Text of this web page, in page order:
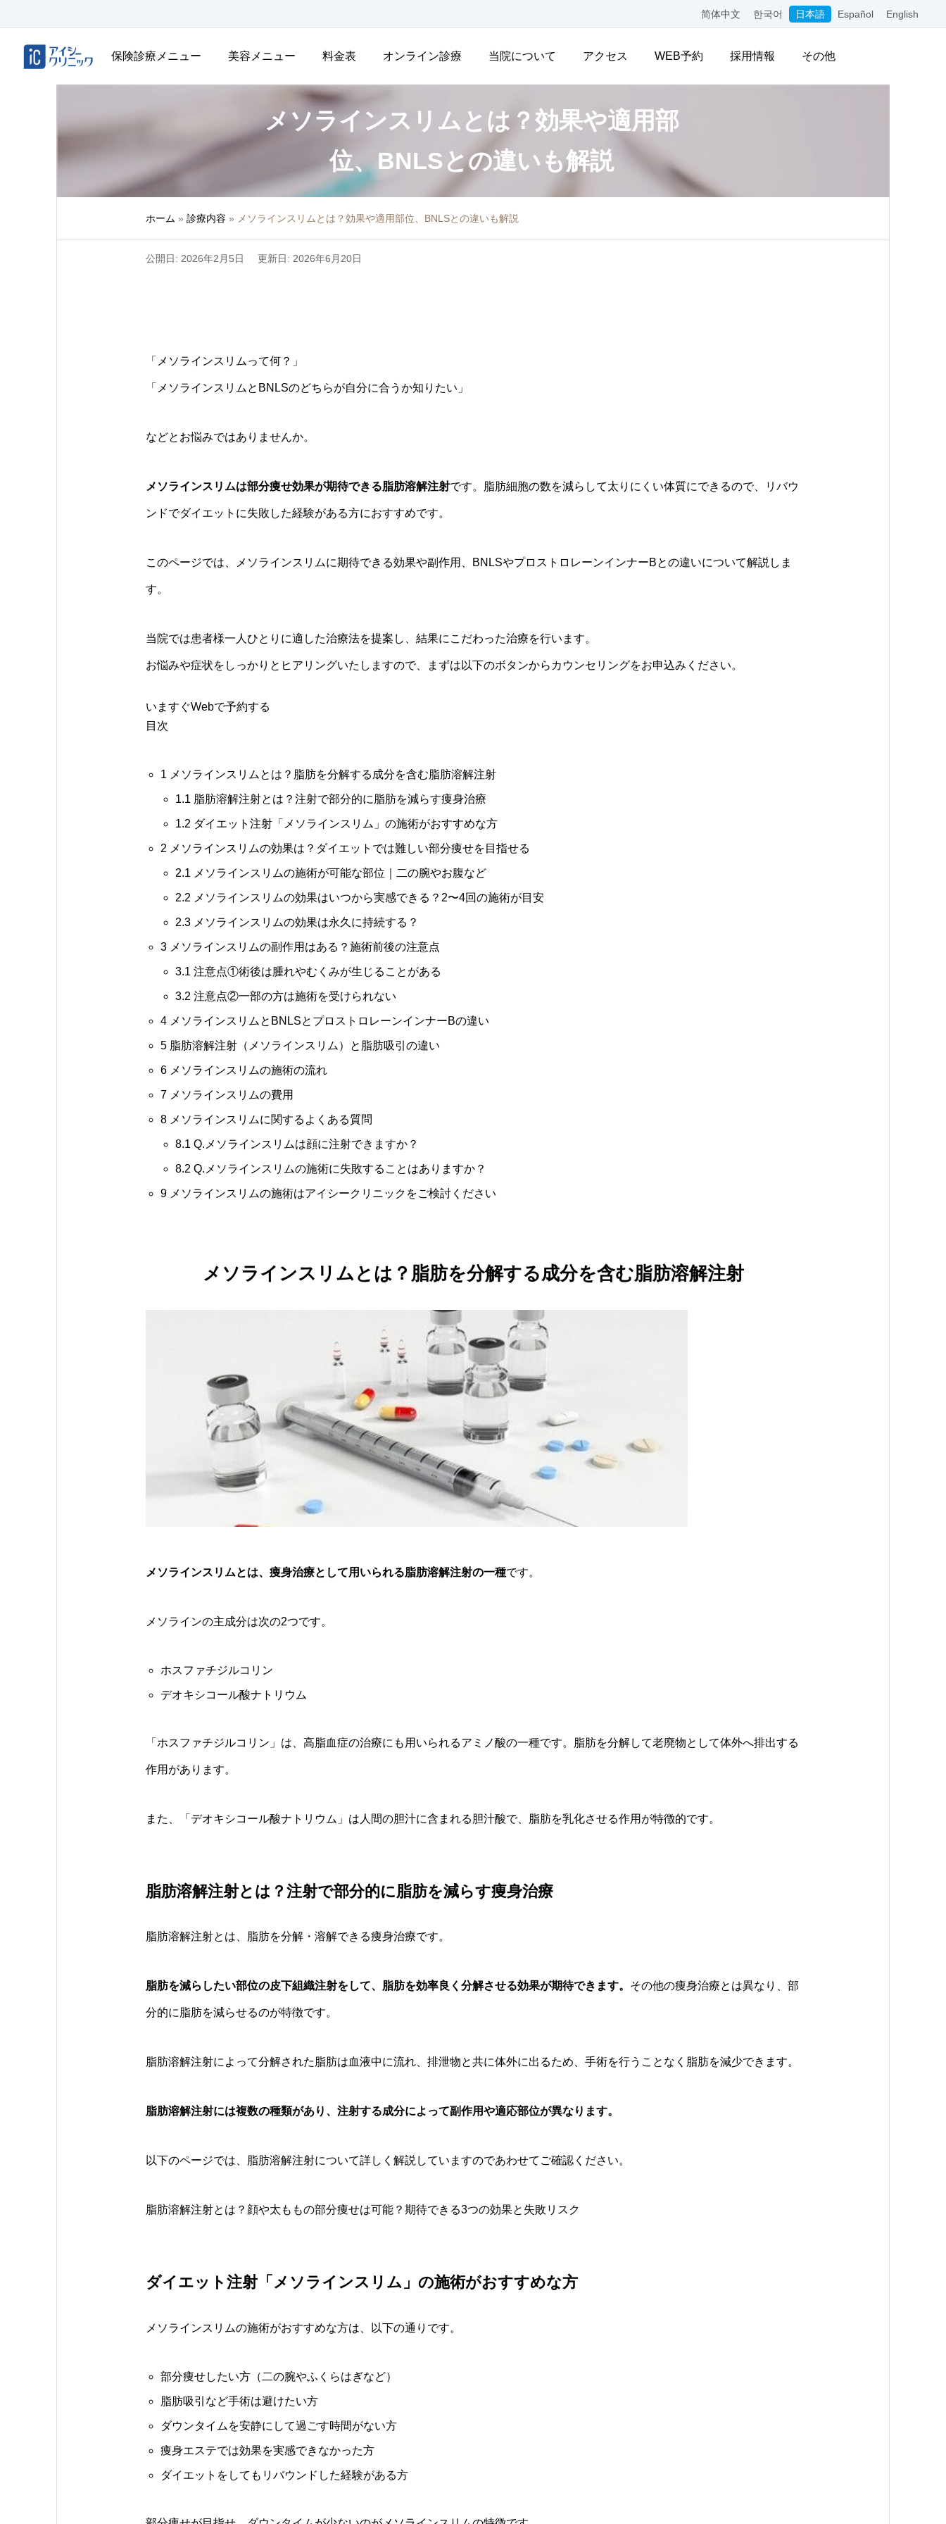
简体中文 한국어 日本語 Español English
保険診療メニュー 美容メニュー 料金表 オンライン診療 当院について アクセス WEB予約 採用情報 その他
メソラインスリムとは？効果や適用部
位、BNLSとの違いも解説
ホーム » 診療内容 » メソラインスリムとは？効果や適用部位、BNLSとの違いも解説
公開日: 2026年2月5日 更新日: 2026年6月20日
「メソラインスリムって何？」
「メソラインスリムとBNLSのどちらが自分に合うか知りたい」
などとお悩みではありませんか。
メソラインスリムは部分痩せ効果が期待できる脂肪溶解注射です。脂肪細胞の数を減らして太りにくい体質にできるので、リバウ
ンドでダイエットに失敗した経験がある方におすすめです。
このページでは、メソラインスリムに期待できる効果や副作用、BNLSやプロストロレーンインナーBとの違いについて解説しま
す。
当院では患者様一人ひとりに適した治療法を提案し、結果にこだわった治療を行います。
お悩みや症状をしっかりとヒアリングいたしますので、まずは以下のボタンからカウンセリングをお申込みください。
いますぐWebで予約する
目次
1 メソラインスリムとは？脂肪を分解する成分を含む脂肪溶解注射
1.1 脂肪溶解注射とは？注射で部分的に脂肪を減らす痩身治療
1.2 ダイエット注射「メソラインスリム」の施術がおすすめな方
2 メソラインスリムの効果は？ダイエットでは難しい部分痩せを目指せる
2.1 メソラインスリムの施術が可能な部位｜二の腕やお腹など
2.2 メソラインスリムの効果はいつから実感できる？2〜4回の施術が目安
2.3メソラインスリムの効果は永久に持続する？
3メソラインスリムの副作用はある？施術前後の注意点
3.1 注意点①術後は腫れやむくみが生じることがある
3.2 注意点②一部の方は施術を受けられない
4メソラインスリムとBNLSとプロストロレーンインナーBの違い
5脂肪溶解注射（メソラインスリム）と脂肪吸引の違い
6メソラインスリムの施術の流れ
7メソラインスリムの費用
8メソラインスリムに関するよくある質問
8.1 Q.メソラインスリムは顔に注射できますか？
8.2 Q.メソラインスリムの施術に失敗することはありますか？
9メソラインスリムの施術はアイシークリニックをご検討ください
メソラインスリムとは？脂肪を分解する成分を含む脂肪溶解注射
メソラインスリムとは、痩身治療として用いられる脂肪溶解注射の一種です。
メソラインの主成分は次の2つです。
ホスファチジルコリン
デオキシコール酸ナトリウム
「ホスファチジルコリン」は、高脂血症の治療にも用いられるアミノ酸の一種です。脂肪を分解して老廃物として体外へ排出する
作用があります。
また、「デオキシコール酸ナトリウム」は人間の胆汁に含まれる胆汁酸で、脂肪を乳化させる作用が特徴的です。
脂肪溶解注射とは？注射で部分的に脂肪を減らす痩身治療
脂肪溶解注射とは、脂肪を分解・溶解できる痩身治療です。
脂肪を減らしたい部位の皮下組織注射をして、脂肪を効率良く分解させる効果が期待できます。 その他の痩身治療とは異なり、部
分的に脂肪を減らせるのが特徴です。
脂肪溶解注射によって分解された脂肪は血液中に流れ、排泄物と共に体外に出るため、手術を行うことなく脂肪を減少できます。
脂肪溶解注射には複数の種類があり、注射する成分によって副作用や適応部位が異なります。
以下のページでは、脂肪溶解注射について詳しく解説していますのであわせてご確認ください。
脂肪溶解注射とは？顔や太ももの部分痩せは可能？期待できる3つの効果と失敗リスク
ダイエット注射「メソラインスリム」の施術がおすすめな方
メソラインスリムの施術がおすすめな方は、以下の通りです。
部分痩せしたい方（二の腕やふくらはぎなど）
脂肪吸引など手術は避けたい方
ダウンタイムを安静にして過ごす時間がない方
痩身エステでは効果を実感できなかった方
ダイエットをしてもリバウンドした経験がある方